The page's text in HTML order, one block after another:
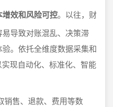
效和风险可控。以往，财
导致对账混乱、决策滞
。依托全维度数据采集和
现自动化、标准化、智能
销售、退款、费用等数